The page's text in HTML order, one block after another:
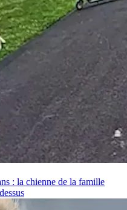
: la chienne de la famille